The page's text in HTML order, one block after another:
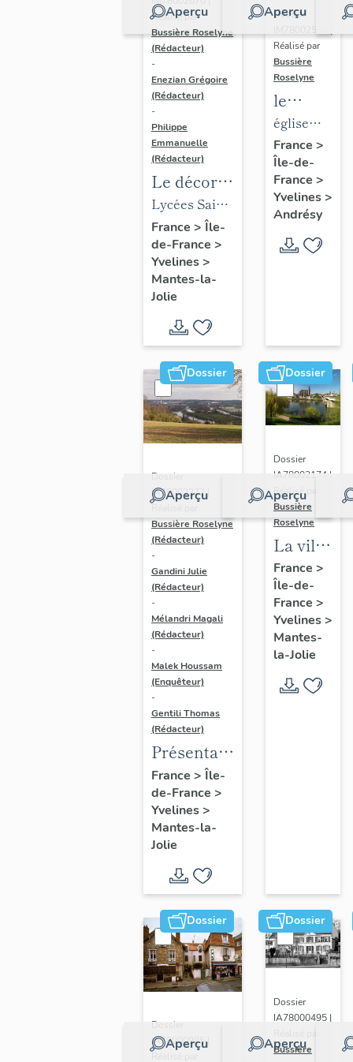
Aperçu
Réalisé par
Bussière Roselyne
(Rédacteur)
-
Enezian Grégoire
(Rédacteur)
-
Philippe
Emmanuelle
(Rédacteur)
Le décor
des lycées
de Mantes
Lycées Saint-
Exupéry et
Jean Rostand
France > Île-
de-France >
Yvelines>
Mantes-la-
Jolie
Aperçu
Dossier
Réalisé par
Bussière
Roselyne
le
mobilier
de
l'église
Saint-
Germain-
de-
Paris
église
paroissiale
Saint-
Germain
France >
Île-de-
France >
Yvelines>
Andrésy
Dossier
Aperçu
Dossier
IA78002272 |
Bussière Roselyne
(Rédacteur)
-
Gandini Julie
(Rédacteur)
-
Mélandri Magali
(Rédacteur)
-
Malek Houssam
(Enquêteur)
-
Gentili Thomas
(Rédacteur)
Présentation
de l'étude
France > Île-
de-France >
Yvelines>
Mantes-la-
Jolie
Dossier
Aperçu
Dossier
IA78002174 |
Réalisé par
Bussière
Roselyne
La ville
de
Mantes-
la-Jolie
France >
Île-de-
France >
Yvelines>
Mantes-
la-Jolie
Dossier
Aperçu
Dossier
IA78000985 |
Dossier
Aperçu
Dossier
IA78000495 |
Bussière